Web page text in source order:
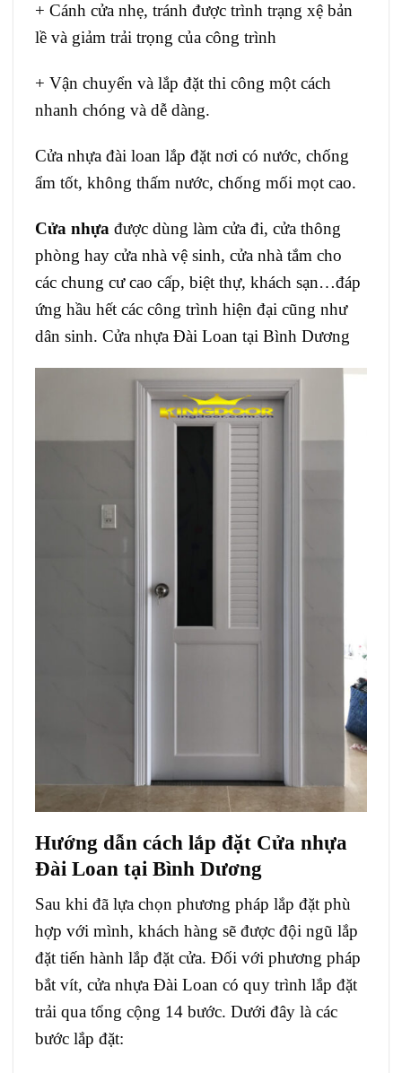
+ Cánh cửa nhẹ, tránh được trình trạng xệ bản
lề và giảm trải trọng của công trình
+ Vận chuyển và lắp đặt thi công một cách
nhanh chóng và dễ dàng.
Cửa nhựa đài loan lắp đặt nơi có nước, chống
ẩm tốt, không thấm nước, chống mối mọt cao.
Cửa nhựa được dùng làm cửa đi, cửa thông
phòng hay cửa nhà vệ sinh, cửa nhà tắm cho
các chung cư cao cấp, biệt thự, khách sạn…đáp
ứng hầu hết các công trình hiện đại cũng như
dân sinh. Cửa nhựa Đài Loan tại Bình Dương
Hướng dẫn cách lắp đặt Cửa nhựa
Đài Loan tại Bình Dương
Sau khi đã lựa chọn phương pháp lắp đặt phù
hợp với mình, khách hàng sẽ được đội ngũ lắp
đặt tiến hành lắp đặt cửa. Đối với phương pháp
bắt vít, cửa nhựa Đài Loan có quy trình lắp đặt
trải qua tổng cộng 14 bước. Dưới đây là các
bước lắp đặt: